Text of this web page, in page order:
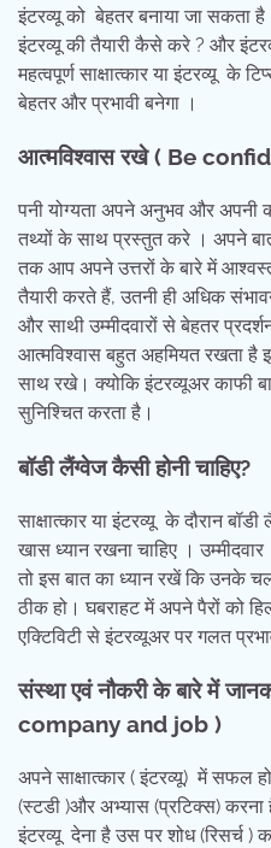
इंटरव्यू को बेहतर बनाया जा सकता
इंटरव्यू की तैयारी कैसे करे ? और
महत्वपूर्ण साक्षात्कार या इंटरव्यू के
बेहतर और प्रभावी बनेगा ।
आत्मविश्वास रखे ( Be
पनी योग्यता अपने अनुभव और अपनी
तथ्यों के साथ प्रस्तुत करे । अपने
तक आप अपने उत्तरों के बारे में
तैयारी करते हैं, उतनी ही अधिक
और साथी उम्मीदवारों से बेहतर
आत्मविश्वास बहुत अहमियत रखता है
साथ रखे। क्योकि इंटरव्यूअर काफी
सुनिश्चित करता है।
बॉडी लैंग्वेज कैसी होनी चाहिए?
साक्षात्कार या इंटरव्यू के दौरान
खास ध्यान रखना चाहिए ।
तो इस बात का ध्यान रखें कि उनके
ठीक हो। घबराहट में अपने पैरों को
एक्टिविटी से इंटरव्यूअर पर गलत
संस्था एवं नौकरी के बारे में
company and job )
अपने साक्षात्कार ( इंटरव्यू) में सफल
(स्टडी )और अभ्यास (प्रटिक्स)
इंटरव्यू देना है उस पर शोध (रिसर्च